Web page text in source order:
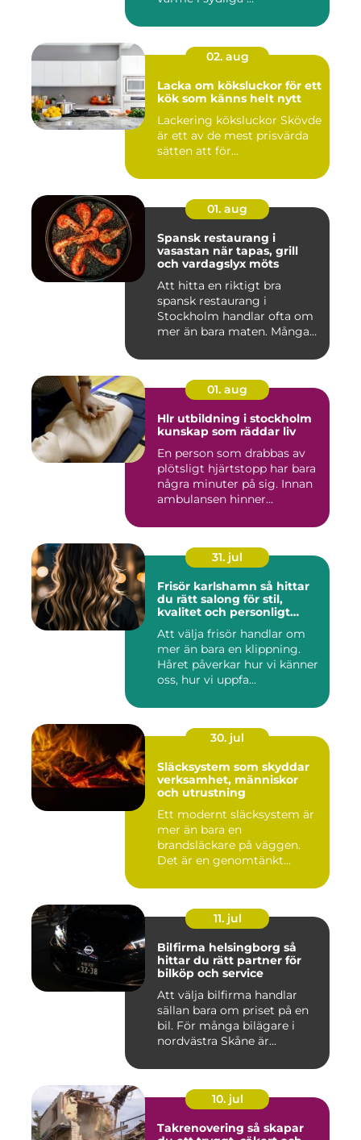
02. aug
Lacka om köksluckor för ett
kök som känns helt nytt
Lackering köksluckor Skövde
är ett av de mest prisvärda
sätten att för...
01. aug
Spansk restaurang i
vasastan när tapas, grill
och vardagslyx möts
Att hitta en riktigt bra
spansk restaurang i
Stockholm handlar ofta om
mer än bara maten. Många
01. aug
Hlr utbildning i stockholm
kunskap som räddar liv
En person som drabbas av
plötsligt hjärtstopp har bara
några minuter på sig. Innan
ambulansen hinner...
31. jul
Frisör karlshamn så hittar
du rätt salong för stil,
kvalitet och personligt
Att välja frisör handlar om
mer än bara en klippning.
Håret påverkar hur vi känner
oss, hur vi uppfa...
30. jul
Släcksystem som skyddar
verksamhet, människor
och utrustning
Ett modernt släcksystem är
mer än bara en
brandsläckare på väggen.
Det är en genomtänkt
11. jul
Bilfirma helsingborg så
hittar du rätt partner för
bilköp och service
Att välja bilfirma handlar
sällan bara om priset på en
bil. För många bilägare i
nordvästra Skåne är...
10. jul
Takrenovering så skapar